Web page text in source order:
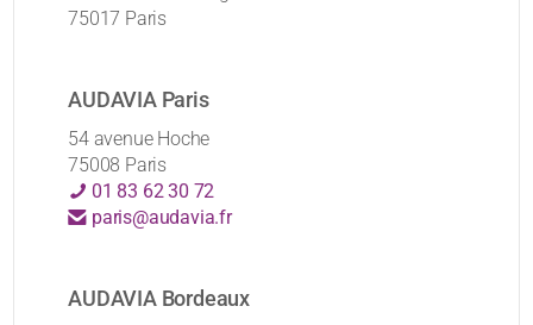
75017 Paris
AUDAVIA Paris
54 avenue Hoche
75008 Paris
01 83 62 30 72
paris@audavia.fr
AUDAVIA Bordeaux